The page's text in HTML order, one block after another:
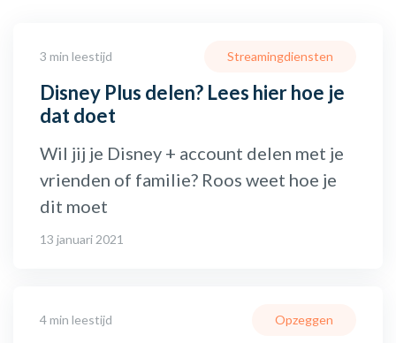
3 min leestijd
Disney Plus delen? Lees hier hoe je
dat doet
Streamingdiensten
Wil jij je Disney + account delen met je
vrienden of familie? Roos weet hoe je
dit moet
13 januari 2021
4 min leestijd Opzeggen